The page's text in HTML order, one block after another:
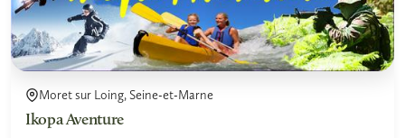
Moret sur Loing, Seine-et-Marne
Ikopa Aventure